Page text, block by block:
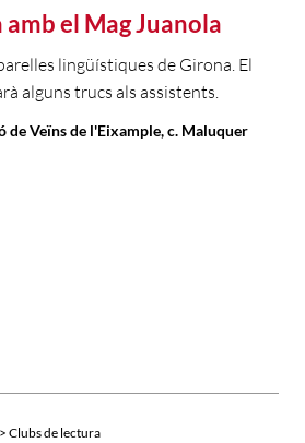
amb el Mag Juanola
lingüístiques de Girona. El
alguns trucs als assistents.
de Veïns de l'Eixample, c. Maluquer
Clubs de lectura